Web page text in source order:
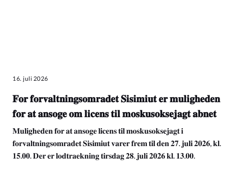
16. juli 2026
𝐅𝐨𝐫 𝐟𝐨𝐫𝐯𝐚𝐥𝐭𝐧𝐢𝐧𝐠𝐬𝐨𝐦𝐫𝐚𝐝𝐞𝐭 𝐒𝐢𝐬𝐢𝐦𝐢𝐮𝐭 𝐞𝐫 𝐦𝐮𝐥𝐢𝐠𝐡𝐞𝐝𝐞𝐧
𝐟𝐨𝐫 𝐚𝐭 𝐚𝐧𝐬𝐨𝐠𝐞 𝐨𝐦 𝐥𝐢𝐜𝐞𝐧𝐬 𝐭𝐢𝐥 𝐦𝐨𝐬𝐤𝐮𝐬𝐨𝐤𝐬𝐞𝐣𝐚𝐠𝐭 𝐚𝐛𝐧𝐞𝐭
𝐌𝐮𝐥𝐢𝐠𝐡𝐞𝐝𝐞𝐧 𝐟𝐨𝐫 𝐚𝐭 𝐚𝐧𝐬𝐨𝐠𝐞 𝐥𝐢𝐜𝐞𝐧𝐬 𝐭𝐢𝐥 𝐦𝐨𝐬𝐤𝐮𝐬𝐨𝐤𝐬𝐞𝐣𝐚𝐠𝐭 𝐢
𝐟𝐨𝐫𝐯𝐚𝐥𝐭𝐧𝐢𝐧𝐠𝐬𝐨𝐦𝐫𝐚𝐝𝐞𝐭 𝐒𝐢𝐬𝐢𝐦𝐢𝐮𝐭 𝐯𝐚𝐫𝐞𝐫 𝐟𝐫𝐞𝐦 𝐭𝐢𝐥 𝐝𝐞𝐧 𝟐𝟕. 𝐣𝐮𝐥𝐢 𝟐𝟎𝟐𝟔, 𝐤𝐥.
𝟏𝟓.𝟎𝟎. 𝐃𝐞𝐫 𝐞𝐫 𝐥𝐨𝐝𝐭𝐫𝐚𝐞𝐤𝐧𝐢𝐧𝐠 𝐭𝐢𝐫𝐬𝐝𝐚𝐠 𝟐𝟖. 𝐣𝐮𝐥𝐢 𝟐𝟎𝟐𝟔 𝐤𝐥. 𝟏𝟑.𝟎𝟎.